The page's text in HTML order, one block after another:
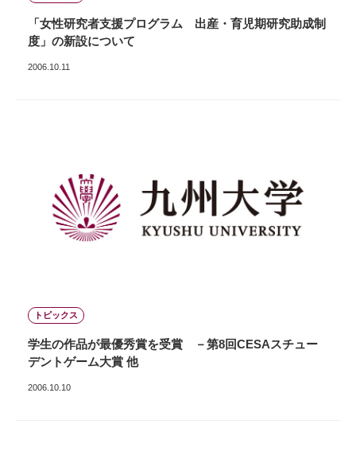
「女性研究者支援プログラム 出産・育児期研究助成制
度」の新設について
2006.10.11
トピックス
学生の作品が最優秀賞を受賞 －第8回CESAスチュー
デントゲーム大賞 他
2006.10.10